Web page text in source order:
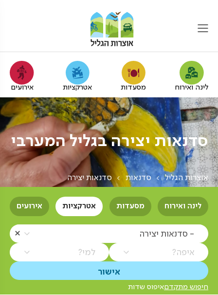
לינה ואירוח מסעדות אטרקציות אירועים
סדנאות יצירה בגליל המערבי
אוצרות הגליל סדנאות סדנאות יצירה
לינה ואירוח מסעדות אטרקציות אירועים
- סדנאות יצירה
איפה? למי?
חיפוש מתקדםאיפוס שדות